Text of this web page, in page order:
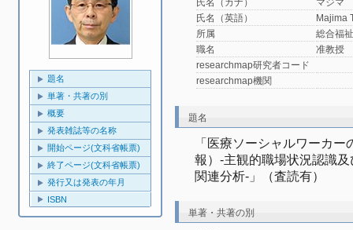
題名
単著・共著の別
概要
発表雑誌等の名称
開始ページ(文科省帳票)
終了ページ(文科省帳票)
発行又は発表の年月
ISBN
氏名（カナ）
マジマ
氏名（英語）
Majima
所属
総合福
職名
准教授
researchmap研究者コード
researchmap機関
題名
「医療ソーシャルワーカ
報）-主観的職場状況認識
関連分析-」（査読有）
単著・共著の別